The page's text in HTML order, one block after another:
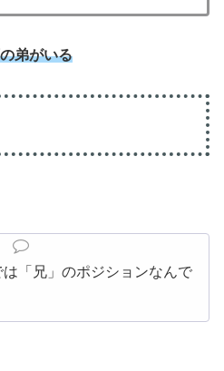
弟がいる
「兄」のポジションなんで